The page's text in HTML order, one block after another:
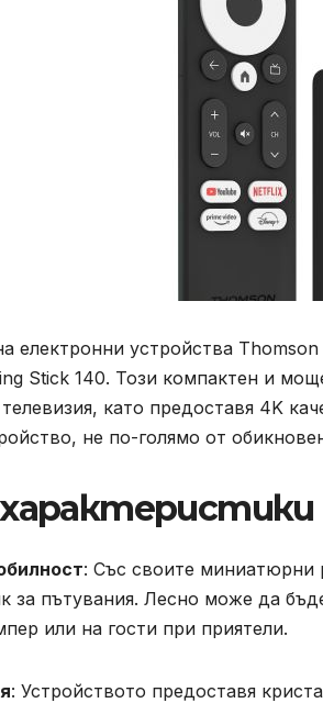
електронни устройства
Stick 140. Този компактен и
като предоставя 4K
не по-голямо от
: Със своите миниатюрни
за пътувания. Лесно може да
или на гости при приятели.
: Устройството предоставя